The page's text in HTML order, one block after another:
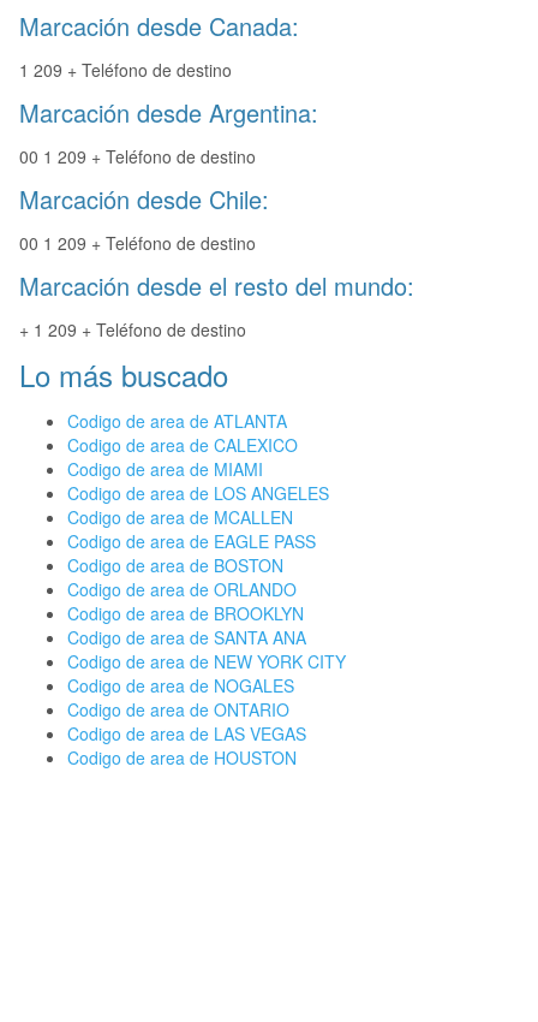
Marcación desde Canada:
1 209 + Teléfono de destino
Marcación desde Argentina:
00 1 209 + Teléfono de destino
Marcación desde Chile:
00 1 209 + Teléfono de destino
Marcación desde el resto del mundo:
+ 1 209 + Teléfono de destino
Lo más buscado
Codigo de area de ATLANTA
Codigo de area de CALEXICO
Codigo de area de MIAMI
Codigo de area de LOS ANGELES
Codigo de area de MCALLEN
Codigo de area de EAGLE PASS
Codigo de area de BOSTON
Codigo de area de ORLANDO
Codigo de area de BROOKLYN
Codigo de area de SANTA ANA
Codigo de area de NEW YORK CITY
Codigo de area de NOGALES
Codigo de area de ONTARIO
Codigo de area de LAS VEGAS
Codigo de area de HOUSTON